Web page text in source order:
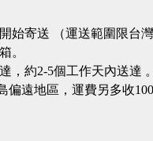
始寄送 （運送範圍限台灣
。
，約2-5個工作天內送達
偏遠地區，運費另多收